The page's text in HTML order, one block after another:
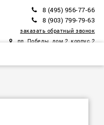
8 (495) 956-77-66
8 (903) 799-79-63
заказать обратный звонок
пл. Победы, дом 2, корпус 2